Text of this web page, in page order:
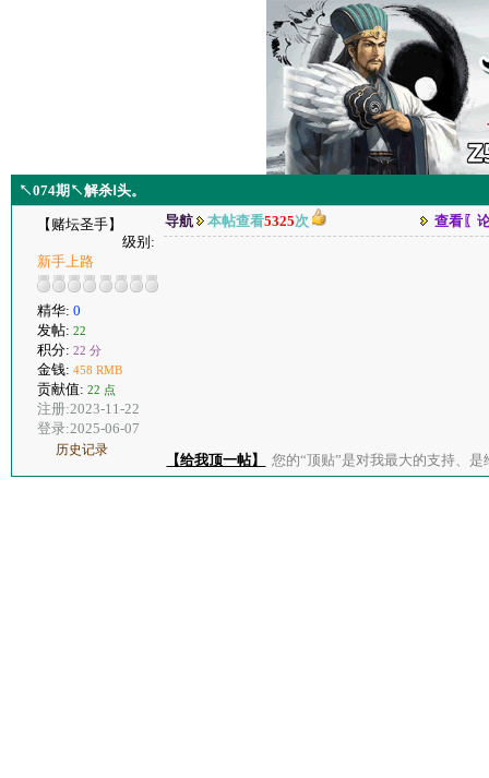
↖074期↖解杀Ⅰ头。
【赌坛圣手】
级别:
新手上路
精华: 0
发帖: 22
积分: 22 分
金钱: 458 RMB
贡献值: 22 点
注册:2023-11-22
登录:2025-06-07
历史记录
导航 本帖查看5325次 查看〖
【给我顶一帖】 您的“顶贴”是对我最大的支持、